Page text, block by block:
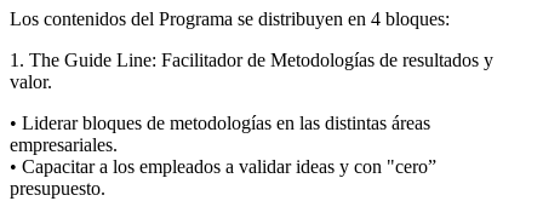
Los contenidos del Programa se distribuyen en 4 bloques:
1. The Guide Line: Facilitador de Metodologías de resultados y
valor.
• Liderar bloques de metodologías en las distintas áreas
empresariales.
• Capacitar a los empleados a validar ideas y con "cero”
presupuesto.